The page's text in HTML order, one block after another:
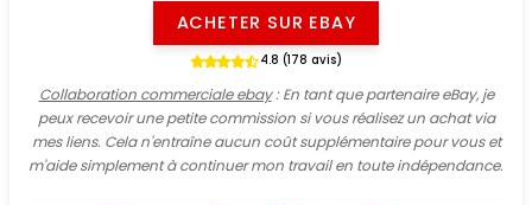
ACHETER SUR EBAY
4.8 (178 avis)
Collaboration commerciale ebay: En tant que partenaire eBay, je
peux recevoir une petite commission si vous réalisez un achat via
mes liens. Cela n'entraîne aucun coût supplémentaire pour vous et
m'aide simplement à continuer mon travail en toute indépendance.